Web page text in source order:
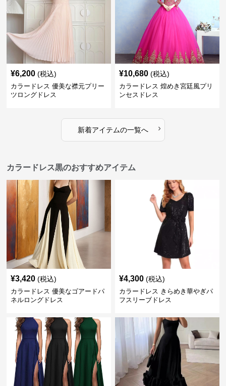
¥6,200 (税込)
カラードレス 優美な襟元プリー
ツロングドレス
¥10,680 (税込)
カラードレス 煌めき宮廷風プリ
ンセスドレス
新着アイテムの一覧へ ›
カラードレス黒のおすすめアイテム
¥3,420 (税込)
カラードレス 優美なゴアードパ
ネルロングドレス
¥4,300 (税込)
カラードレス きらめき華やぎパ
フスリーブドレス